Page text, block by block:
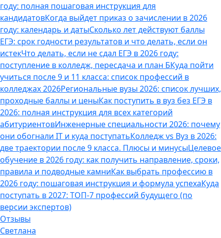
году: полная пошаговая инструкция для
кандидатовКогда выйдет приказ о зачислении в 2026
году: календарь и датыСколько лет действуют баллы
ЕГЭ: срок годности результатов и что делать, если он
истекЧто делать, если не сдал ЕГЭ в 2026 году:
поступление в колледж, пересдача и план БКуда пойти
учиться после 9 и 11 класса: список профессий в
колледжах 2026Региональные вузы 2026: список лучших,
проходные баллы и ценыКак поступить в вуз без ЕГЭ в
2026: полная инструкция для всех категорий
абитуриентовИнженерные специальности 2026: почему
они обогнали IT и куда поступатьКолледж vs Вуз в 2026:
две траектории после 9 класса. Плюсы и минусыЦелевое
обучение в 2026 году: как получить направление, сроки,
правила и подводные камниКак выбрать профессию в
2026 году: пошаговая инструкция и формула успехаКуда
поступать в 2027: ТОП-7 профессий будущего (по
версии экспертов)
Отзывы
Светлана